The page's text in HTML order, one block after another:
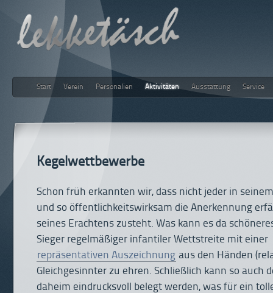
lekketäsch
Start Verein Personalien Aktivitäten Ausstattung Service
Kegelwettbewerbe
Schon früh erkannten wir, dass nicht jeder in
und so öffentlichkeitswirksam die Anerkennung
seines Erachtens zusteht. Was kann es da
Sieger regelmäßiger infantiler Wettstreite mit einer
repräsentativen Auszeichnung aus den Händen
Gleichgesinnter zu ehren. Schließlich kann so auch
daheim eindrucksvoll belegt werden, was für ein